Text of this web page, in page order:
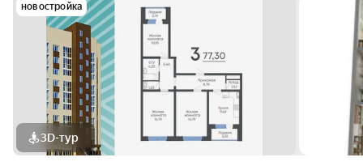
новостройка
3D-тур